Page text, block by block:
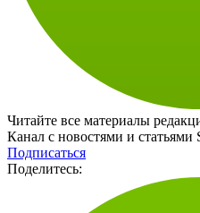
Читайте все материалы
Канал с новостями и статьями
Подписаться
Поделитесь: